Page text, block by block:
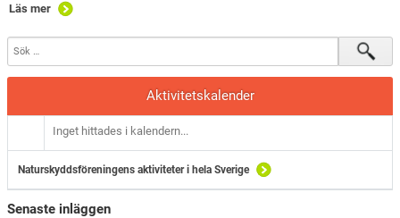
Läs mer
Aktivitetskalender
Inget hittades i kalendern...
Naturskyddsföreningens aktiviteter i hela Sverige
Senaste inläggen